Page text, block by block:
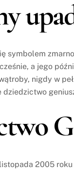
symbolem
a jego
nigdy w
dziedzictwo
2005